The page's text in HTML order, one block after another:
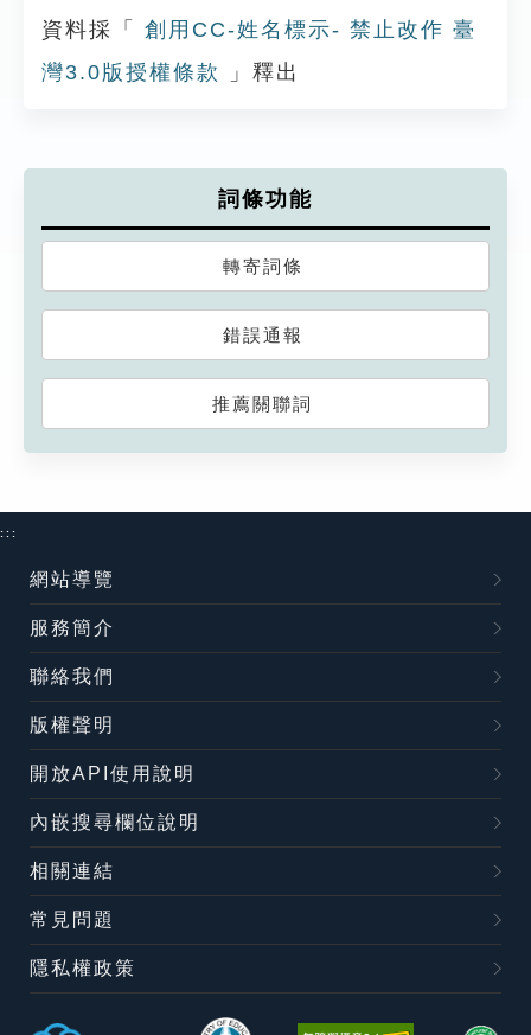
資料採「
創用CC-姓名標示- 禁止改作 臺
灣3.0版授權條款
」釋出
詞條功能
轉寄詞條
錯誤通報
推薦關聯詞
:::
網站導覽
服務簡介
聯絡我們
版權聲明
開放API使用說明
內嵌搜尋欄位說明
相關連結
常見問題
隱私權政策